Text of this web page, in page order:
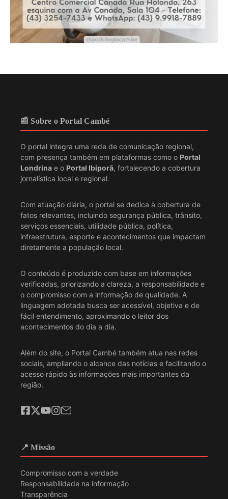
📰 Sobre o Portal Cambé
O portal integra uma rede de comunicação regional,
com presença também em plataformas como o Portal
Londrina e o Portal Ibiporã, fortalecendo a cobertura
jornalística local e regional.
Com atuação diária, o portal se dedica à cobertura de
fatos relevantes, incluindo segurança pública, trânsito,
serviços essenciais, utilidade pública, política,
infraestrutura, esporte e acontecimentos que impactam
diretamente a população local.
O conteúdo é produzido com base em informações
verificadas, priorizando a clareza, a responsabilidade e
o compromisso com a informação de qualidade. A
linguagem adotada busca ser acessível, objetiva e de
fácil entendimento, aproximando o leitor dos
acontecimentos do dia a dia.
Além do site, o Portal Cambé também atua nas redes
sociais, ampliando o alcance das notícias e facilitando o
acesso rápido às informações mais importantes da
região.
📍 Missão
Compromisso com a verdade
Responsabilidade na informação
Transparência